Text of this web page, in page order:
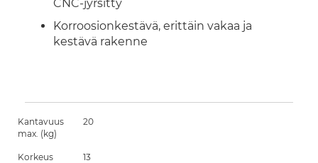
CNC-jyrsitty
Korroosionkestävä, erittäin vakaa ja
kestävä rakenne
Kantavuus
max. (kg)
20
Korkeus
13